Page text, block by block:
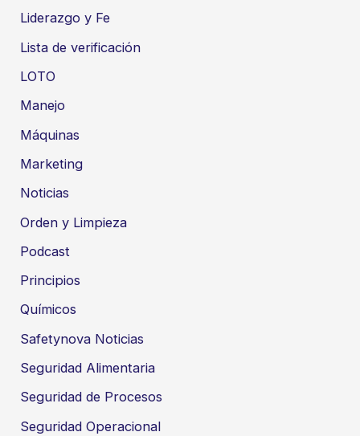
Liderazgo y Fe
Lista de verificación
LOTO
Manejo
Máquinas
Marketing
Noticias
Orden y Limpieza
Podcast
Principios
Químicos
Safetynova Noticias
Seguridad Alimentaria
Seguridad de Procesos
Seguridad Operacional